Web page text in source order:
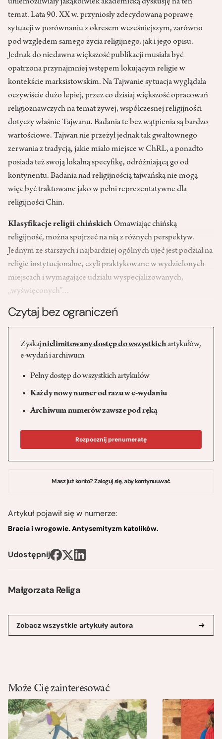
Małgorzata Religa
Zobacz wszystkie artykuły autora
uniemożliwiały jakąkolwiek akademicką dyskusję na ten
temat. Lata 90. XX w. przyniosły zdecydowaną poprawę
sytuacji w porównaniu z okresem wcześniejszym, zarówno
pod względem samego życia religijnego, jak i jego opisu.
Jednak do niedawna większość publikacji musiała być
opatrzona przynajmniej wstępem lokującym religie w
kontekście marksistowskim. Na Tajwanie sytuacja wyglądała
oczywiście dużo lepiej, przez co dzisiaj większość opracowań
religioznawczych na temat żywej, współczesnej religijności
dotyczy właśnie Tajwanu. Badania te bez wątpienia są bardzo
wartościowe. Tajwan nie przeżył jednak tak gwałtownego
zerwania z tradycją, jakie miało miejsce w ChRL, a ponadto
posiada też swoją lokalną specyfikę, odróżniającą go od
kontynentu. Badania nad religijnością tajwańską nie mogą
więc być traktowane jako w pełni reprezentatywne dla
religijności Chin.
Klasyfikacje religii chińskich Omawiając chińską
religijność, można spojrzeć na nią z różnych perspektyw.
Jednym ze starszych i najbardziej ogólnych ujęć jest podział na
religie instytucjonalne, czyli praktykowane w wydzielonych
miejscach i wymagające udziału wyspecjalizowanych,
„wyświęconych”…
Czytaj bez ograniczeń
Zyskajnielimitowany dostęp do wszystkichartykułów,
e-wydań i archiwum
Pełny dostęp do wszystkich artykułów
Każdy nowy numer od razu w e-wydaniu
Archiwum numerów zawsze pod ręką
Rozpocznij prenumeratę
Masz już konto? Zaloguj się, aby kontynuuwać
Artykuł pojawił się w numerze:
Bracia i wrogowie. Antysemityzm katolików.
Udostępnij
Może Cię zainteresować